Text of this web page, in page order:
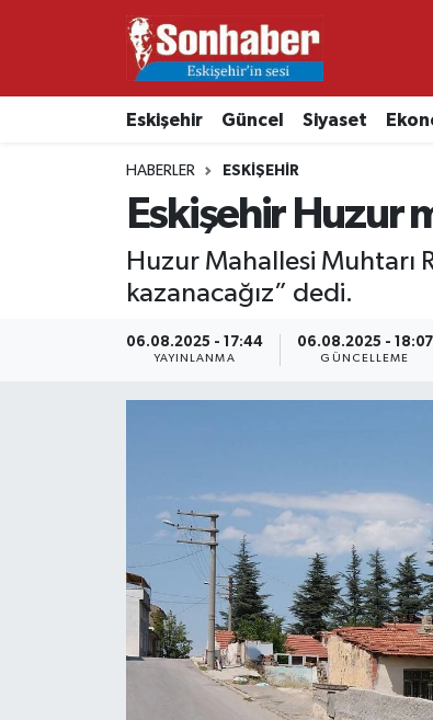
Eskişehir Güncel Siyaset
HABERLER ESKIŞEHIR
Eskişehir Huzur
Huzur Mahallesi Muhtarı
kazanacağız” dedi.
06.08.2025 - 17:44
YAYINLANMA
06.08.2025 - 18:07
GÜNCELLEME
Ekonomi
Kültür & Sanat
Nöbetçi Eczaneler
Namaz Vakitleri
Trafik Durumu
Süper Lig Puan Durumu ve Fikstür
Tüm Manşetler